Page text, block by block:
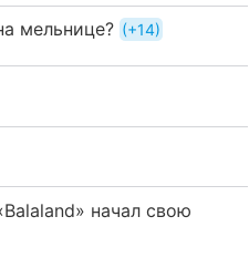
мельнице? +14
начал свою